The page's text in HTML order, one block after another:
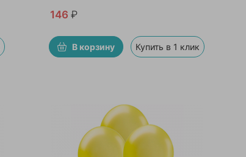
146₽
В корзину Купить в 1 клик